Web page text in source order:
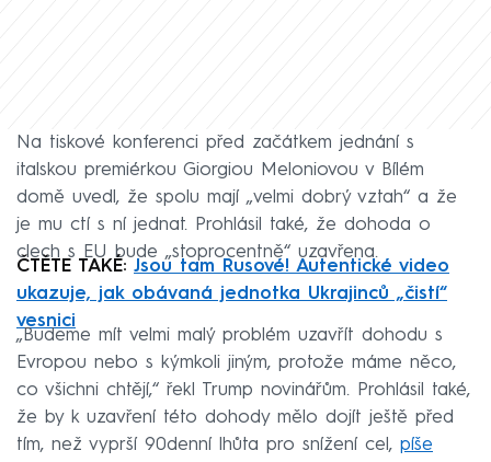
Na tiskové konferenci před začátkem jednání s
italskou premiérkou Giorgiou Meloniovou v Bílém
domě uvedl, že spolu mají „velmi dobrý vztah“ a že
je mu ctí s ní jednat. Prohlásil také, že dohoda o
clech s EU bude „stoprocentně“ uzavřena.
ČTĚTE TAKÉ: Jsou tam Rusové! Autentické video
ukazuje, jak obávaná jednotka Ukrajinců „čistí“
vesnici
„Budeme mít velmi malý problém uzavřít dohodu s
Evropou nebo s kýmkoli jiným, protože máme něco,
co všichni chtějí,“ řekl Trump novinářům. Prohlásil také,
že by k uzavření této dohody mělo dojít ještě před
tím, než vyprší 90denní lhůta pro snížení cel, píše